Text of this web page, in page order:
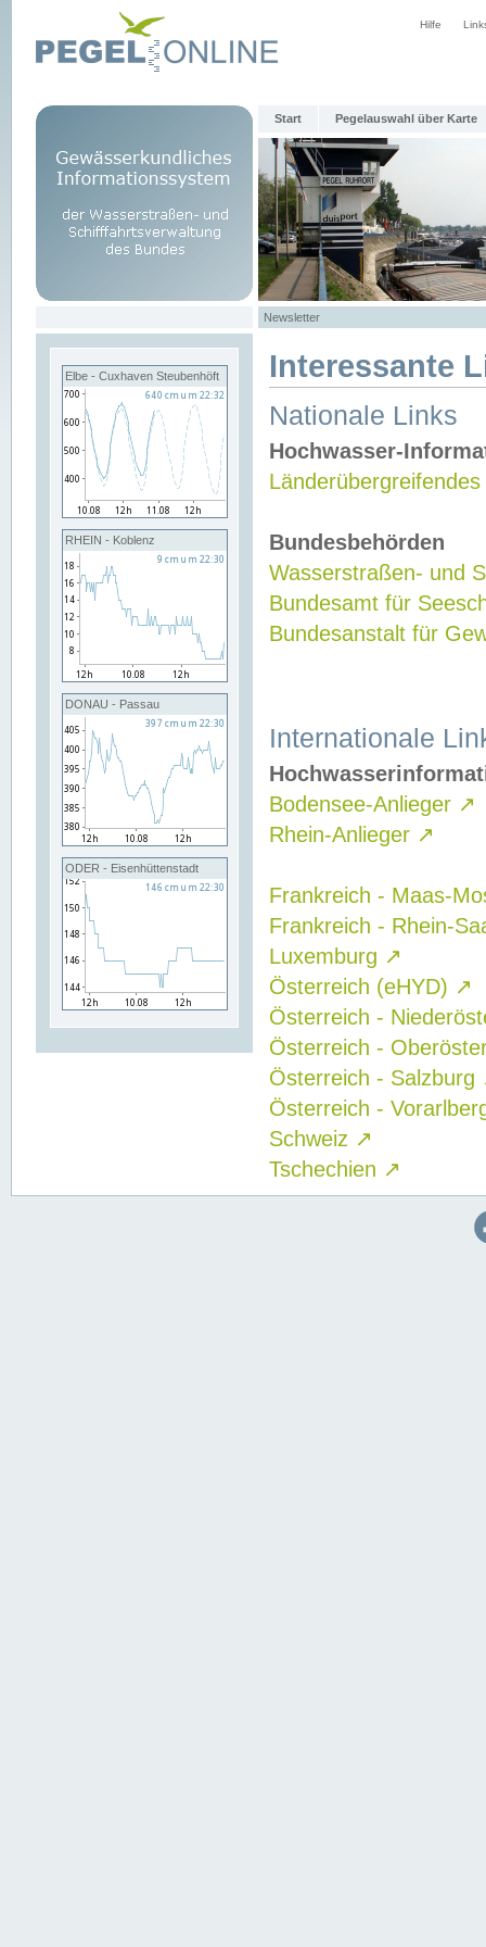
Hilfe
Start Pegelauswahl über Karte
Newsletter
Elbe - Cuxhaven Steubenhöft
RHEIN - Koblenz
DONAU - Passau
ODER - Eisenhüttenstadt
Interessante
Nationale Links
Hochwasser-
Bundesbehörden
Wasserstraßen- und
Bundesamt für
Bundesanstalt für
Internationale
Bodensee-Anlieger ↗
Rhein-Anlieger ↗
Frankreich - Maas-
Frankreich - Rhein-
Luxemburg ↗
Österreich (eHYD) ↗
Österreich -
Österreich -
Österreich - Salzburg
Österreich -
Schweiz ↗
Tschechien ↗